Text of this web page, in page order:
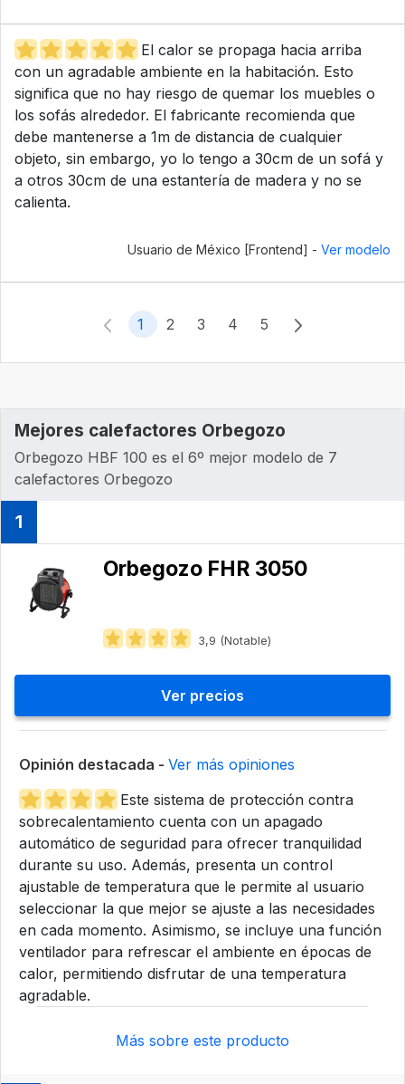
El calor se propaga hacia arriba
con un agradable ambiente en la habitación. Esto
significa que no hay riesgo de quemar los muebles o
los sofás alrededor. El fabricante recomienda que
debe mantenerse a 1m de distancia de cualquier
objeto, sin embargo, yo lo tengo a 30cm de un sofá y
a otros 30cm de una estantería de madera y no se
calienta.
Usuario de México [Frontend] - Ver modelo
1 2 3 4 5
Mejores calefactores Orbegozo
Orbegozo ‎HBF 100 es el 6º mejor modelo de 7
calefactores Orbegozo
1
Orbegozo FHR 3050
3,9 (Notable)
Ver precios
Opinión destacada - Ver más opiniones
Este sistema de protección contra
sobrecalentamiento cuenta con un apagado
automático de seguridad para ofrecer tranquilidad
durante su uso. Además, presenta un control
ajustable de temperatura que le permite al usuario
seleccionar la que mejor se ajuste a las necesidades
en cada momento. Asimismo, se incluye una función
ventilador para refrescar el ambiente en épocas de
calor, permitiendo disfrutar de una temperatura
agradable.
Más sobre este producto